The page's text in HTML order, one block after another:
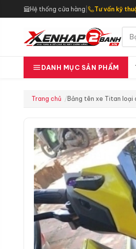
Hệ thống cửa hàng Tư vấn kỹ
DANH MỤC SẢN PHẨM
Trang chủ Bảng tên xe Titan loại